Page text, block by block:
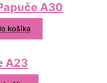
A30
košíka
A23